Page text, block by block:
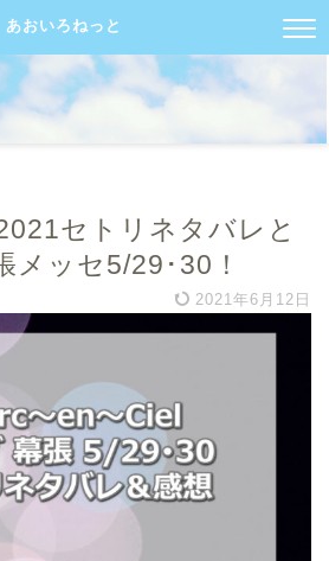
あおいろねっと
セトリネタバレと
メッセ5/29･30！
2021年6月12日